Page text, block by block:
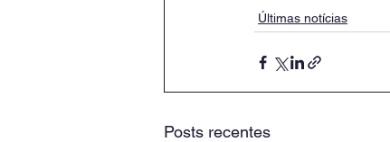
Últimas notícias
Posts recentes